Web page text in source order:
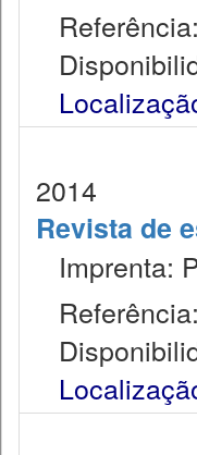
2014
Revista de
Imprenta: